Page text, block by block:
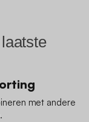
met andere